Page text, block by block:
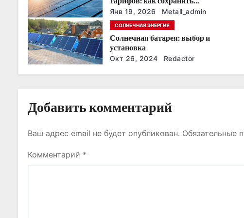
о
з
а
п
с
я
м
энергонезависимость в ближайшие
годы
Янв 19, 2026 Metall_admin
СОЛНЕЧНАЯ ЭНЕРГИЯ
Солнечная батарея: выбор и
установка
Окт 26, 2024 Redactor
Добавить комментарий
Ваш адрес email не будет опубликован. Обязательные
Комментарий *